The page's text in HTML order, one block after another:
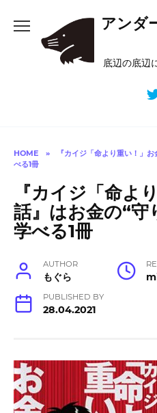
content
アンダ
底辺の底辺
HOME »
『カイジ「命より重い！」
べる1冊
『カイジ「命よ
話』はお金の“守
学べる1冊
AUTHOR
もぐら
PUBLISHED BY
28.04.2021